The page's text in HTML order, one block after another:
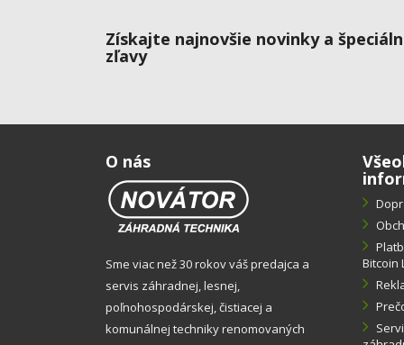
Získajte najnovšie novinky a
zľavy
O nás
Sme viac než 30 rokov váš predajca a
servis záhradnej, lesnej,
poľnohospodárskej, čistiacej a
komunálnej techniky renomovaných
Bitcoin